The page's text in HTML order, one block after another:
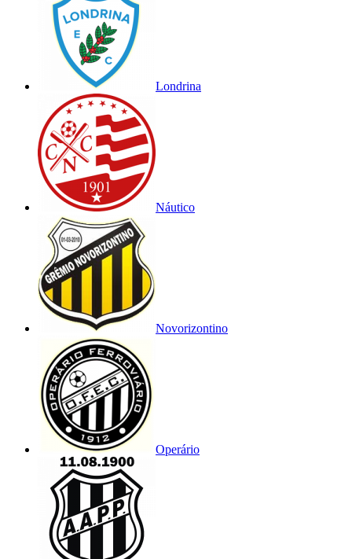
Londrina
Náutico
Novorizontino
Operário